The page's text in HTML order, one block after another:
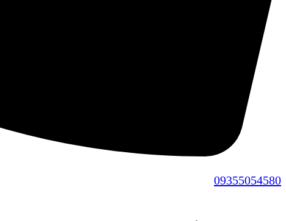
09355054580